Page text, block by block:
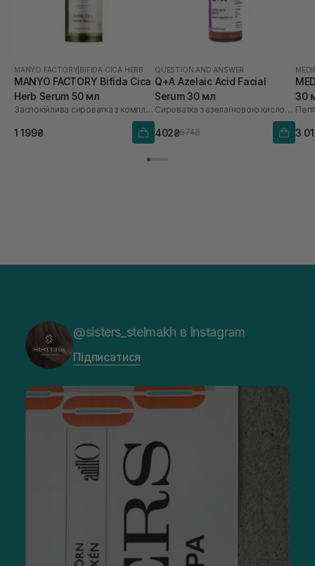
MANYO FACTORY BIFIDA CICA HERB
MANYO FACTORY Bifida Cica
Herb Serum 50 мл
Заспокійлива сироватка з комплексом центели і біфідобактеріями
1 199₴
QUESTION AND ANSWER
Q+A Azelaic Acid Facial
Serum 30 мл
Сироватка з азелаїновою кислотою
402₴574₴
30
3
@sisters_stelmakh в Instagram
Підписатися